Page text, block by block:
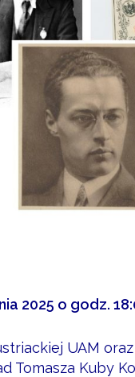
2025 o godz.
UAM oraz
Tomasza Kuby